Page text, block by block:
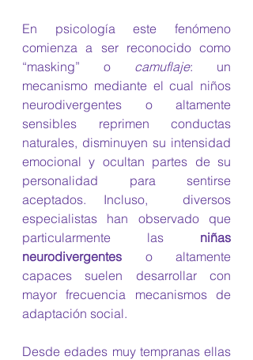
En psicología este fenómeno
comienza a ser reconocido como
“masking” o camuflaje: un
mecanismo mediante el cual niños
neurodivergentes o altamente
sensibles reprimen conductas
naturales, disminuyen su intensidad
emocional y ocultan partes de su
personalidad para sentirse
aceptados. Incluso,  diversos
especialistas han observado que
particularmente las niñas
neurodivergentes o altamente
capaces suelen desarrollar con
mayor frecuencia mecanismos de
adaptación social.
Desde edades muy tempranas ellas